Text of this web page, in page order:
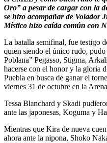
Oro” a pesar de cargar con la
se hizo acompañar de Volador
Místico hizo caída común con
La batalla semifinal, fue testigo
quien siendo el único rudo,
Poblana” Pegasso, Stigma,
hacerse con el honor y la gloria
Puebla en busca de ganar el
viernes 31 de octubre en la
Tessa Blanchard y Skadi
ante las japonesas, Koguma y
Mientras que Kira de nueva
ahora ante la nipona, Shoko